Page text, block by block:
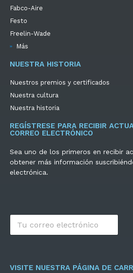
Fabco-Aire
Festo
Freelin-Wade
Más
NUESTRA HISTORIA
Nuestros premios y certificados
Nuestra cultura
Nuestra historia
REGÍSTRESE PARA RECIBIR
CORREO ELECTRÓNICO
Sea uno de los primeros en recibir
obtener más información
electrónica.
C
r
o
VISITE NUESTRA PÁGINA DE